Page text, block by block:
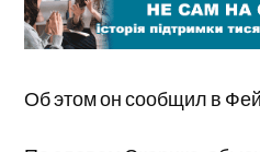
Об этом он сообщил в